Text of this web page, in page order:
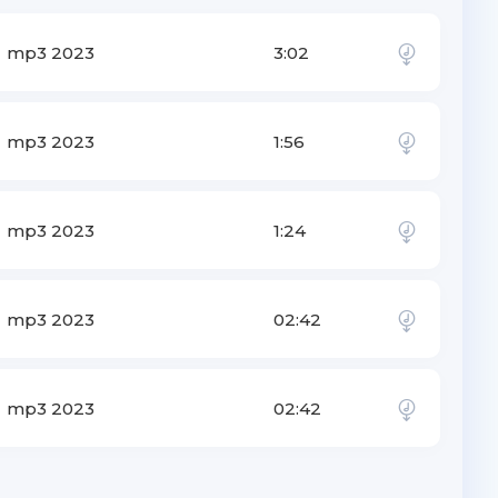
mp3 2023 3:02
mp3 2023 1:56
mp3 2023 1:24
mp3 2023 02:42
mp3 2023 02:42